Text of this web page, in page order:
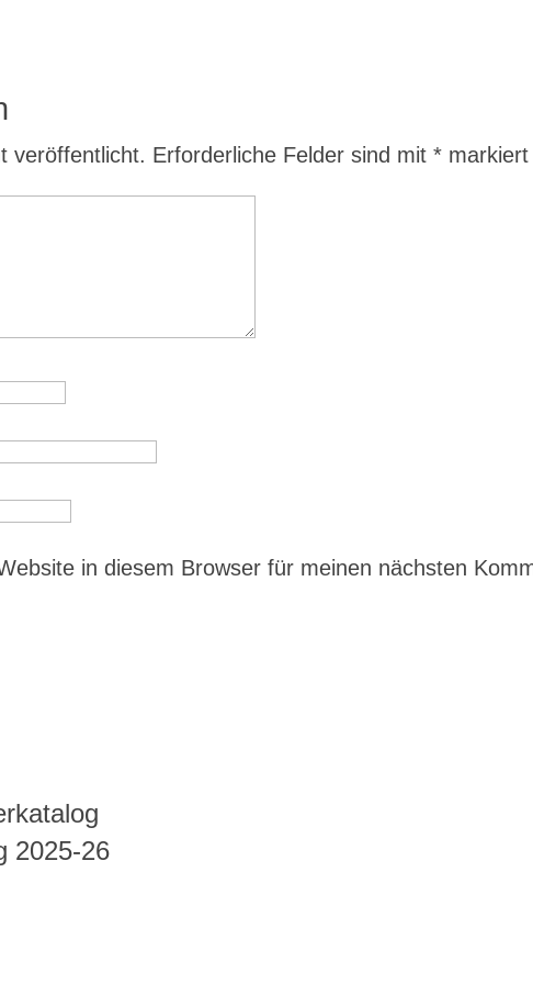
veröffentlicht. Erforderliche Felder sind mit* markiert
in diesem Browser für meinen nächsten
2025-26